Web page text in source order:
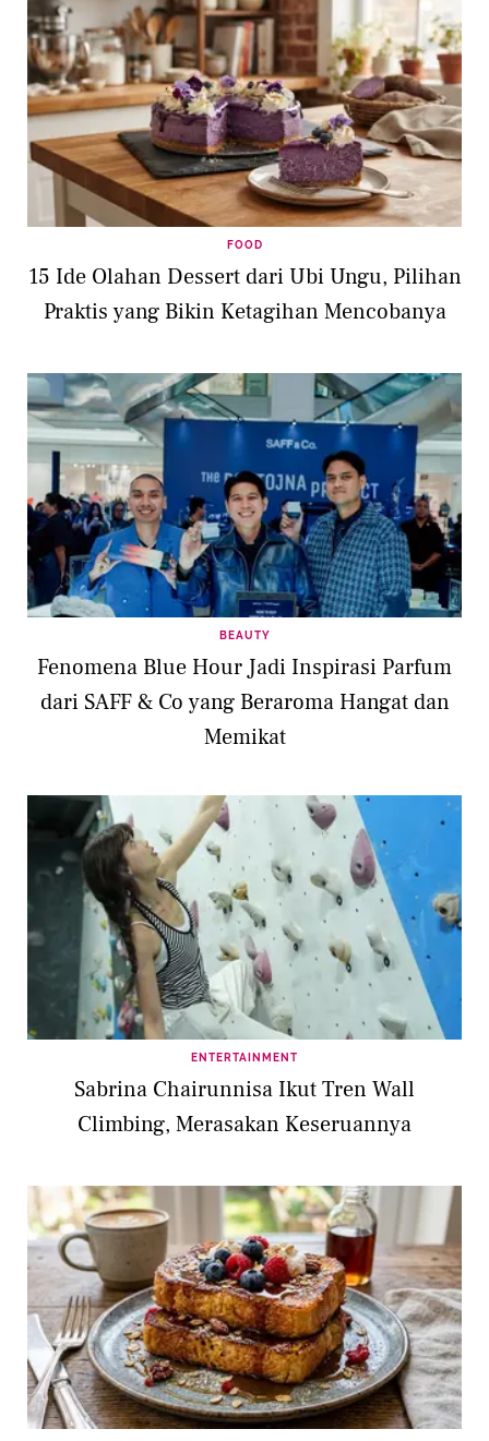
FOOD
15 Ide Olahan Dessert dari Ubi Ungu, Pilihan
Praktis yang Bikin Ketagihan Mencobanya
BEAUTY
Fenomena Blue Hour Jadi Inspirasi Parfum
dari SAFF & Co yang Beraroma Hangat dan
Memikat
ENTERTAINMENT
Sabrina Chairunnisa Ikut Tren Wall
Climbing, Merasakan Keseruannya